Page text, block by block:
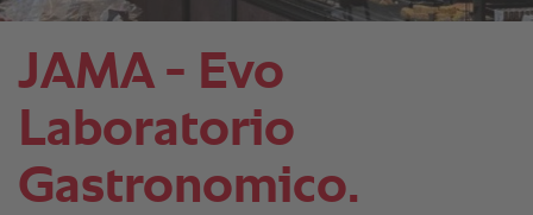
JAMA - Evo
Laboratorio
Gastronomico.